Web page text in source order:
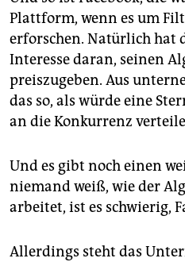
Plattform, wenn es um
erforschen. Natürlich hat
Interesse daran, seinen
preiszugeben. Aus
das so, als würde eine
an die Konkurrenz
Und es gibt noch einen
niemand weiß, wie der
arbeitet, ist es schwierig,
Allerdings steht das